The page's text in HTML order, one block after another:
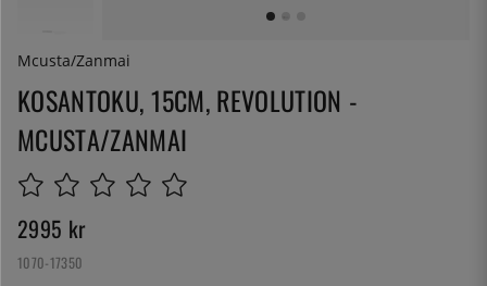
Mcusta/Zanmai
KOSANTOKU, 15CM, REVOLUTION -
MCUSTA/ZANMAI
2995 kr
1070-17350